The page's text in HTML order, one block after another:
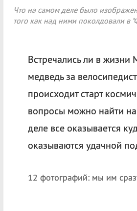
Что на самом деле было
того как над ними поколдовали в
Встречались ли в жизни
медведь за
происходит старт
вопросы можно найти
деле все оказывается
оказываются удачной
12 фотографий: мы им